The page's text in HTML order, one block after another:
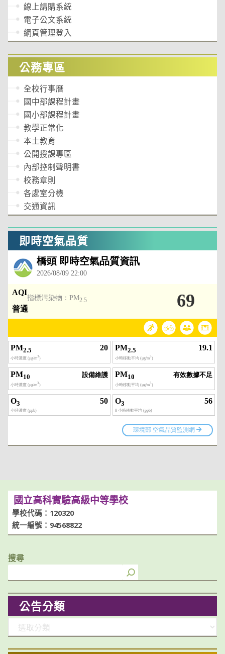
線上請購系統
電子公文系統
網頁管理登入
公務專區
全校行事曆
國中部課程計畫
國小部課程計畫
教學正常化
本土教育
公開授課專區
內部控制聲明書
校務章則
各處室分機
交通資訊
即時空氣品質
國立高科實驗高級中等學校
學校代碼：120320
統一編號：94568822
搜尋
公告分類
類